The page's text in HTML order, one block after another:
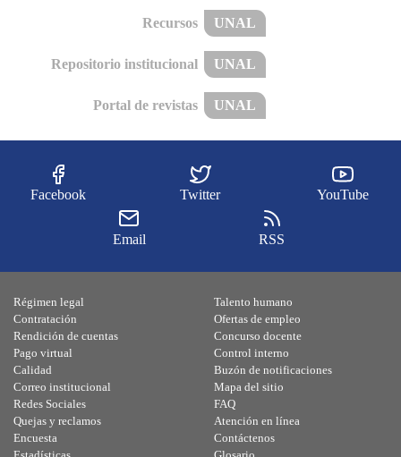
Recursos UNAL
Repositorio institucional UNAL
Portal de revistas UNAL
Facebook Twitter YouTube
Email RSS
Régimen legal
Contratación
Rendición de cuentas
Pago virtual
Calidad
Talento humano
Ofertas de empleo
Concurso docente
Control interno
Buzón de notificaciones
Correo institucional
Redes Sociales
Quejas y reclamos
Encuesta
Mapa del sitio
FAQ
Atención en línea
Contáctenos